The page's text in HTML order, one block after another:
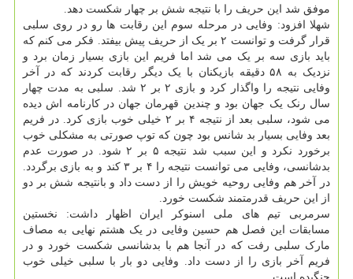
موفق شد این حریف را با نتیجه شش بر چهار شکست دهد.
شهلا افزود: وفایی در مرحله سوم این رقابت ها رو در روی سلبی
قرار گرفت و توانست ۲ بر یک از حریف پیش بیفتد. فکر می کنم که
باید بازی سه بر یک می شد اما فریم این بازی بسیار زمان برد و
نزدیک به ۵۸ دقیقه بازیکنان با یک دیگر رقابت کردند که در آخر
وفایی نتیجه را واگذار کرد و بازی ۲ بر ۲ شد. سلبی به مدت چهار
سال رنک یک جهان بود و چندین قهرمان جهان در کارنامه اش دیده
می شود، سلبی بعد از نتیجه ۴ بر ۲ خیلی خوب بازی کرد. در فریم
بعد وفایی بسیار بد شانس بود چون که توپ صورتی به مشکلی خوب
برخورد نکرد و این سبب شد نتیجه ۵ بر ۲ شود. در صورت عدم
بدشانسی، وفایی می توانست نتیجه را ۴ بر ۳ کند و به بازی برگردد.
در آخر هم وفایی روحیه خویش را از دست داد و بانتیجه شش بر دو
از این حریف قدرمتمند شکست خورد.
سرمربی تیم های ملی اسنوکر ایران اظهار داشت: نخستین
مسابقات این فصل هم حسین وفایی در یک هشتم نهایی به مصاف
مارک سلبی رفت که در آنجا هم با بدشانسی شکست خورد و در
فریم آخر بازی را از دست داد. وفایی دو بار با سلبی خیلی خوب